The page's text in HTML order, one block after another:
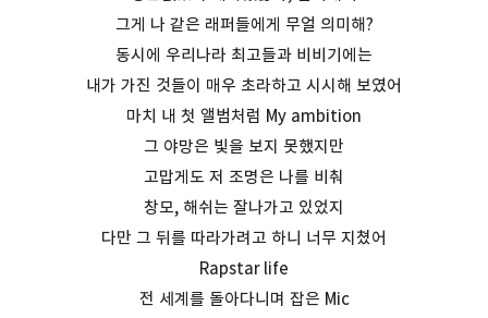
그게 나 같은 래퍼들에게 무얼 의미해?
동시에 우리나라 최고들과 비비기에는
내가 가진 것들이 매우 초라하고 시시해 보였어
마치 내 첫 앨범처럼 My ambition
그 야망은 빛을 보지 못했지만
고맙게도 저 조명은 나를 비춰
창모, 해쉬는 잘나가고 있었지
다만 그 뒤를 따라가려고 하니 너무 지쳤어
Rapstar life
전 세계를 돌아다니며 잡은 Mic